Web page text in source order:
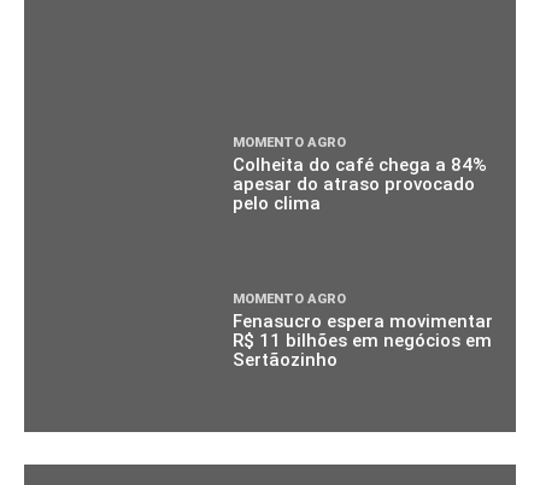
MOMENTO AGRO
Colheita do café chega a 84%
apesar do atraso provocado
pelo clima
MOMENTO AGRO
Fenasucro espera movimentar
R$ 11 bilhões em negócios em
Sertãozinho